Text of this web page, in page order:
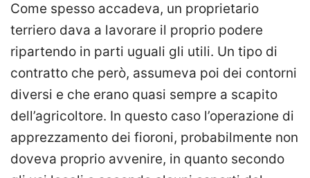
Come spesso accadeva, un proprietario
terriero dava a lavorare il proprio podere
ripartendo in parti uguali gli utili. Un tipo di
contratto che però, assumeva poi dei contorni
diversi e che erano quasi sempre a scapito
dell’agricoltore. In questo caso l’operazione di
apprezzamento dei fioroni, probabilmente non
doveva proprio avvenire, in quanto secondo